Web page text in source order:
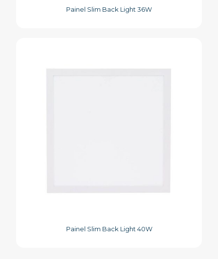
Painel Slim Back Light 36W
Painel Slim Back Light 40W